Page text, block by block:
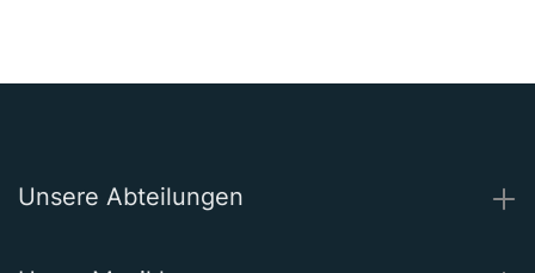
Unsere Abteilungen